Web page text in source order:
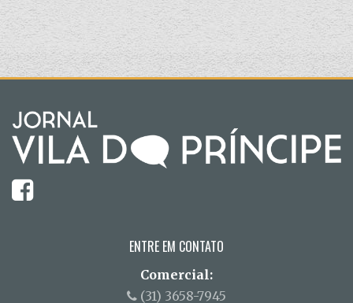
ENTRE EM CONTATO
Comercial:
(31) 3658-7945